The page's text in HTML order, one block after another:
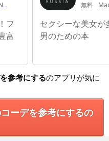
フ
富
無料
セクシーな美女が
男のための本
参考にするのアプリが気に
ーデを参考にするの